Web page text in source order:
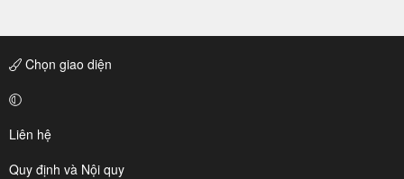
Chọn giao diện
Liên hệ
Quy định và Nội quy